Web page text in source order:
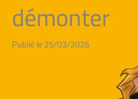
démonter
Publié le 25/03/2026